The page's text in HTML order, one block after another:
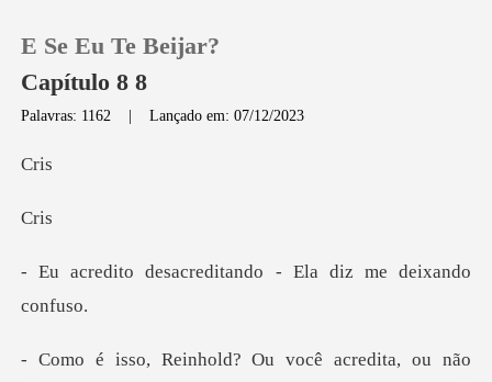
Sair
E Se Eu Te Beijar?
Capítulo 8 8
Palavras: 1162 |Lançado em: 07/12/2023
r
r
reditando - Ela diz
edita, ou não